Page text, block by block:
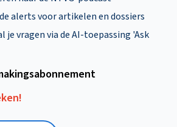
alerts voor artikelen en dossiers
je vragen via de AI-toepassing 'Ask